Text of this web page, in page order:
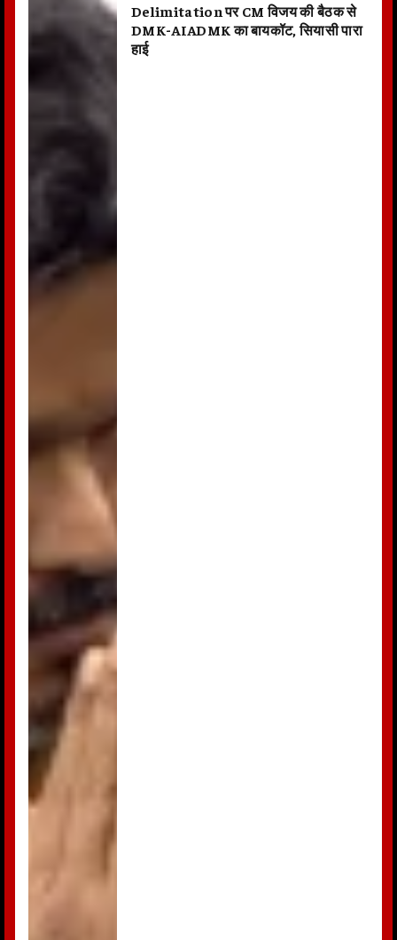
Delimitation पर CM विजय की बैठक से
DMK-AIADMK का बायकॉट, सियासी पारा
हाई